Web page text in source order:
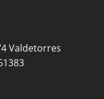
Valdetorres